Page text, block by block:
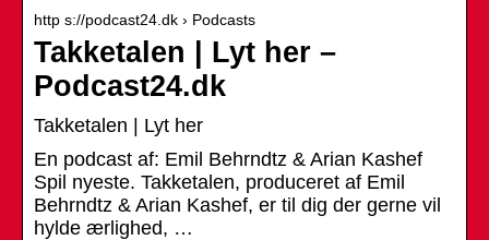
http s://podcast24.dk › Podcasts
Takketalen | Lyt her –
Podcast24.dk
Takketalen | Lyt her
En podcast af: Emil Behrndtz & Arian Kashef
Spil nyeste. Takketalen, produceret af Emil
Behrndtz & Arian Kashef, er til dig der gerne vil
hylde ærlighed, …